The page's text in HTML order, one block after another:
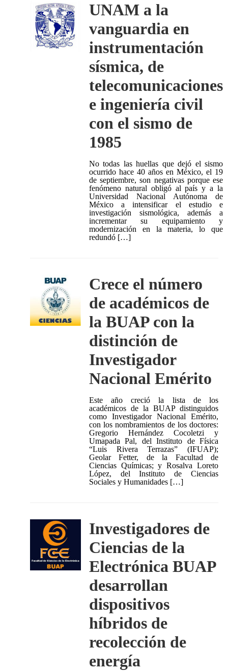
UNAM a la
vanguardia en
instrumentación
sísmica, de
telecomunicaciones
e ingeniería civil
con el sismo de
1985
No todas las huellas que dejó el sismo
ocurrido hace 40 años en México, el 19
de septiembre, son negativas porque ese
fenómeno natural obligó al país y a la
Universidad Nacional Autónoma de
México a intensificar el estudio e
investigación sismológica, además a
incrementar su equipamiento y
modernización en la materia, lo que
redundó […]
Crece el número
de académicos de
la BUAP con la
distinción de
Investigador
Nacional Emérito
Este año creció la lista de los
académicos de la BUAP distinguidos
como Investigador Nacional Emérito,
con los nombramientos de los doctores:
Gregorio Hernández Cocoletzi y
Umapada Pal, del Instituto de Física
“Luis Rivera Terrazas” (IFUAP);
Geolar Fetter, de la Facultad de
Ciencias Químicas; y Rosalva Loreto
López, del Instituto de Ciencias
Sociales y Humanidades […]
Investigadores de
Ciencias de la
Electrónica BUAP
desarrollan
dispositivos
híbridos de
recolección de
energía